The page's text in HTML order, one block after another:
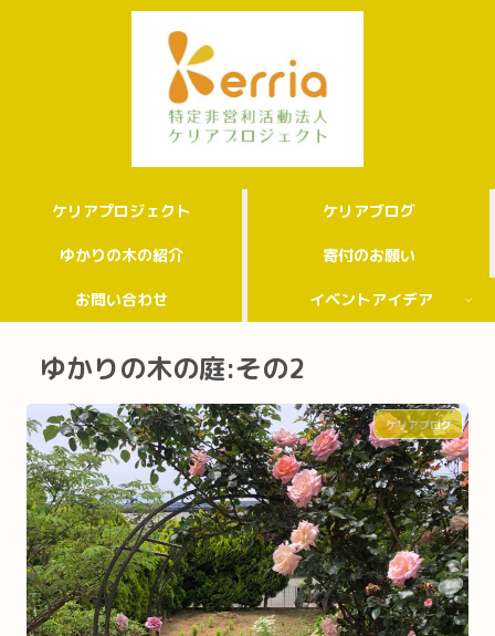
ケリアプロジェクト ケリアブログ
ゆかりの木の紹介 寄付のお願い
お問い合わせ イベントアイデア
ゆかりの木の庭:その2
ケリアブログ